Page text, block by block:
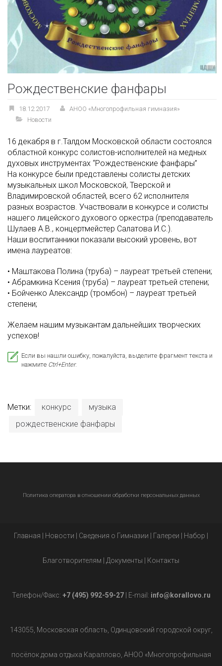
Рождественские фанфары
18.12.2017
АНОО «Многопрофильная гимназия»
Новости
16 декабря в г.Талдом Московской области состоялся
областной конкурс солистов-исполнителей на медных
духовых инструментах “Рождественские фанфары”
На конкурсе были представлены солисты детских
музыкальных школ Московской, Тверской и
Владимировской областей, всего 62 исполнителя
разных возрастов. Участвовали в конкурсе и солисты
нашего лицейского духового оркестра (преподаватель
Шулаев А.В., концертмейстер Салатова И.С.).
Наши воспитанники показали высокий уровень, вот
имена лауреатов:
• Маштакова Полина (труба) – лауреат третьей степени;
• Абрамкина Ксения (труба) – лауреат третьей степени;
• Бойченко Александр (тромбон) – лауреат третьей
степени;
Желаем нашим музыкантам дальнейших творческих
успехов!
Если вы нашли ошибку, пожалуйста, выделите фрагмент текста и
нажмите Ctrl+Enter.
Метки: конкурс
музыка
рождественские фанфары
Политика оператора в отношении обработки персональных данных
Главная Новости Сведения о Гимназии Галереи Набор
Благотворителям Документы Контакты
Телефон/Факс: +7 (495) 992-59-27| E-mail: info@korallovo.ru
143055, Московская область, Одинцовский городской округ,
посёлок дома отдыха Караллово, АНОО «Многопрофильная